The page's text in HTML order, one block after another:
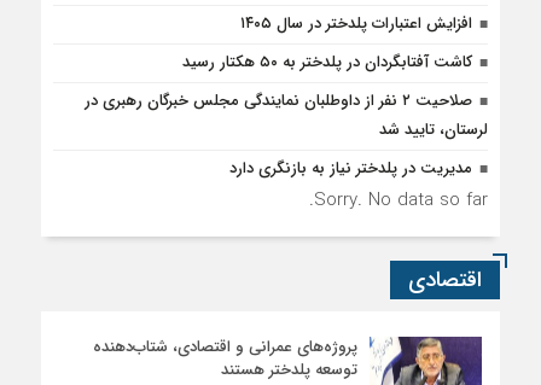
افزایش اعتبارات پلدختر در سال ۱۴۰۵
کاشت آفتابگردان در پلدختر به ۵۰ هکتار رسید
صلاحیت ۲ نفر از داوطلبان نمایندگی مجلس خبرگان رهبری در
لرستان، تایید شد
مدیریت در پلدختر نیاز به بازنگری دارد
Sorry. No data so far.
اقتصادی
پروژه‌های عمرانی و اقتصادی، شتاب‌دهنده
توسعه پلدختر هستند